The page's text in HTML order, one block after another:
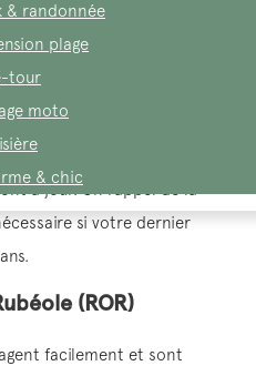
& randonnée
plage
tour
moto
& chic
(Tdap)
vérifiera que vos
contre le tétanos, la
à jour. Un rappel de la
si votre dernier
(ROR)
facilement et sont